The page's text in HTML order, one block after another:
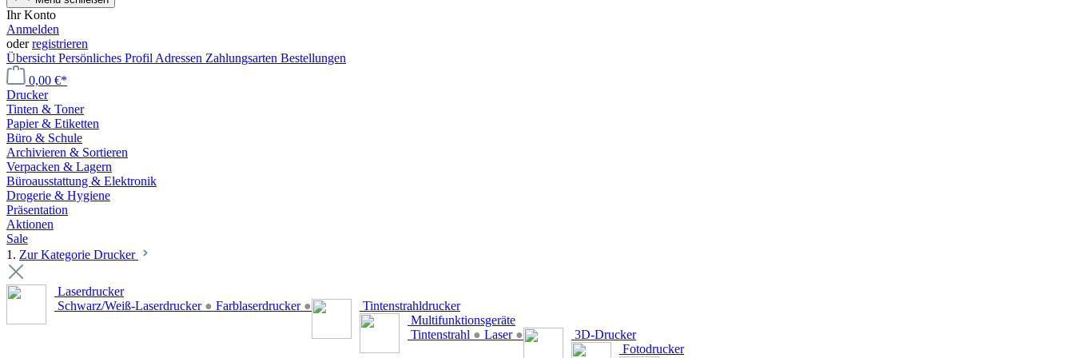
Ihr Konto
Anmelden
oderregistrieren
Übersicht Persönliches Profil Adressen Zahlungsarten Bestellungen
0,00 €*
Drucker
Tinten & Toner
Papier & Etiketten
Büro & Schule
Archivieren & Sortieren
Verpacken & Lagern
Büroausstattung & Elektronik
Drogerie & Hygiene
Präsentation
Aktionen
Sale
1. Zur Kategorie Drucker
Laserdrucker
Schwarz/Weiß-Laserdrucker ● Farblaserdrucker ●
Tintenstrahldrucker
Multifunktionsgeräte
Tintenstrahl ● Laser ●
3D-Drucker
Fotodrucker